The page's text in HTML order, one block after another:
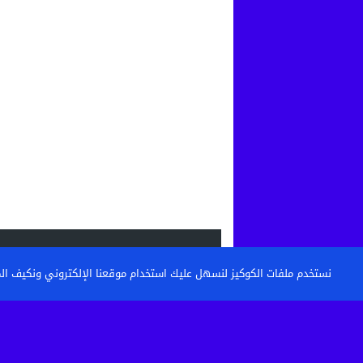
القنيطرة: تكوين حراس الأمن وأعوان
خطوة نحو مستشفى أكثر...
نستخدم ملفات الكوكيز لنسهل عليك استخدام موقعنا الإلكتروني ونكيف